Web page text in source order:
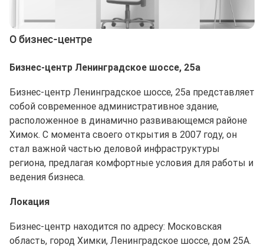
О бизнес-центре
Бизнес-центр Ленинградское шоссе, 25а
Бизнес-центр Ленинградское шоссе, 25а представляет
собой современное административное здание,
расположенное в динамично развивающемся районе
Химок. С момента своего открытия в 2007 году, он
стал важной частью деловой инфраструктуры
региона, предлагая комфортные условия для работы и
ведения бизнеса.
Локация
Бизнес-центр находится по адресу: Московская
область, город Химки, Ленинградское шоссе, дом 25А.